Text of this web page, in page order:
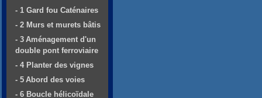
- 1 Gard fou Caténaires
- 2 Murs et murets bâtis
- 3 Aménagement d'un
double pont ferroviaire
- 4 Planter des vignes
- 5 Abord des voies
- 6 Boucle hélicoïdale